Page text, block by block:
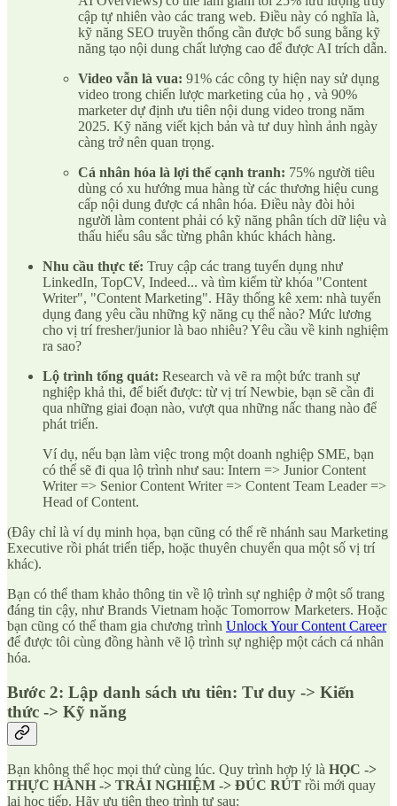
cập tự nhiên vào các trang web. Điều này có nghĩa là,
kỹ năng SEO truyền thống cần được bổ sung bằng kỹ
năng tạo nội dung chất lượng cao để được AI trích dẫn.
Video vẫn là vua: 91% các công ty hiện nay sử dụng
video trong chiến lược marketing của họ , và 90%
marketer dự định ưu tiên nội dung video trong năm
2025. Kỹ năng viết kịch bản và tư duy hình ảnh ngày
càng trở nên quan trọng.
Cá nhân hóa là lợi thế cạnh tranh: 75% người tiêu
dùng có xu hướng mua hàng từ các thương hiệu cung
cấp nội dung được cá nhân hóa. Điều này đòi hỏi
người làm content phải có kỹ năng phân tích dữ liệu và
thấu hiểu sâu sắc từng phân khúc khách hàng.
Nhu cầu thực tế: Truy cập các trang tuyển dụng như
LinkedIn, TopCV, Indeed... và tìm kiếm từ khóa "Content
Writer", "Content Marketing". Hãy thống kê xem: nhà tuyển
dụng đang yêu cầu những kỹ năng cụ thể nào? Mức lương
cho vị trí fresher/junior là bao nhiêu? Yêu cầu về kinh nghiệm
ra sao?
Lộ trình tổng quát: Research và vẽ ra một bức tranh sự
nghiệp khả thi, để biết được: từ vị trí Newbie, bạn sẽ cần đi
qua những giai đoạn nào, vượt qua những nấc thang nào để
phát triển.
Ví dụ, nếu bạn làm việc trong một doanh nghiệp SME, bạn
có thể sẽ đi qua lộ trình như sau: Intern => Junior Content
Writer => Senior Content Writer => Content Team Leader =>
Head of Content.
(Đây chỉ là ví dụ minh họa, bạn cũng có thể rẽ nhánh sau Marketing
Executive rồi phát triển tiếp, hoặc thuyên chuyển qua một số vị trí
khác).
Bạn có thể tham khảo thông tin về lộ trình sự nghiệp ở một số trang
đáng tin cậy, như Brands Vietnam hoặc Tomorrow Marketers. Hoặc
bạn cũng có thể tham gia chương trình Unlock Your Content Career
để được tôi cùng đồng hành vẽ lộ trình sự nghiệp một cách cá nhân
hóa.
Bước 2: Lập danh sách ưu tiên: Tư duy -> Kiến
thức -> Kỹ năng
Bạn không thể học mọi thứ cùng lúc. Quy trình hợp lý là HỌC ->
THỰC HÀNH -> TRẢI NGHIỆM -> ĐÚC RÚT rồi mới quay
lại học tiếp. Hãy ưu tiên theo trình tự sau: